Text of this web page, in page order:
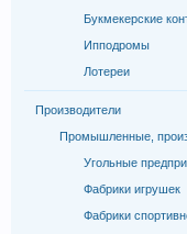
Букмекерские
Ипподромы
Лотереи
Производители
Промышленные,
Угольные
Фабрики игрушек
Фабрики